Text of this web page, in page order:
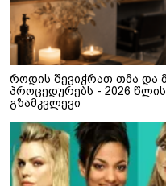
როდის შევიჭრათ თმა და
პროცედურებს - 2026
გზამკვლევი